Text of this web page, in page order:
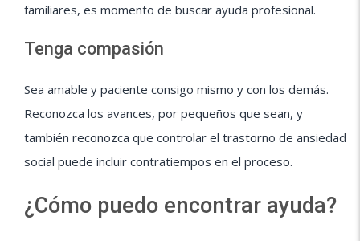
familiares, es momento de buscar ayuda profesional.
Tenga compasión
Sea amable y paciente consigo mismo y con los demás.
Reconozca los avances, por pequeños que sean, y
también reconozca que controlar el trastorno de ansiedad
social puede incluir contratiempos en el proceso.
¿Cómo puedo encontrar ayuda?